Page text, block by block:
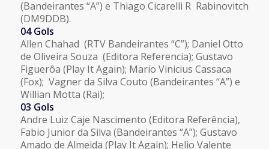
(Bandeirantes “A”) e Thiago Cicarelli R Rabinovitch
(DM9DDB).
04 Gols
Allen Chahad (RTV Bandeirantes “C”); Daniel Otto
de Oliveira Souza (Editora Referencia); Gustavo
Figuerôa (Play It Again); Mario Vinicius Cassaca
(Fox); Vagner da Silva Couto (Bandeirantes “A”) e
Willian Motta (Rai);
03 Gols
Andre Luiz Caje Nascimento (Editora Referência),
Fabio Junior da Silva (Bandeirantes “A”); Gustavo
Amado de Almeida (Play It Again); Helio Valente